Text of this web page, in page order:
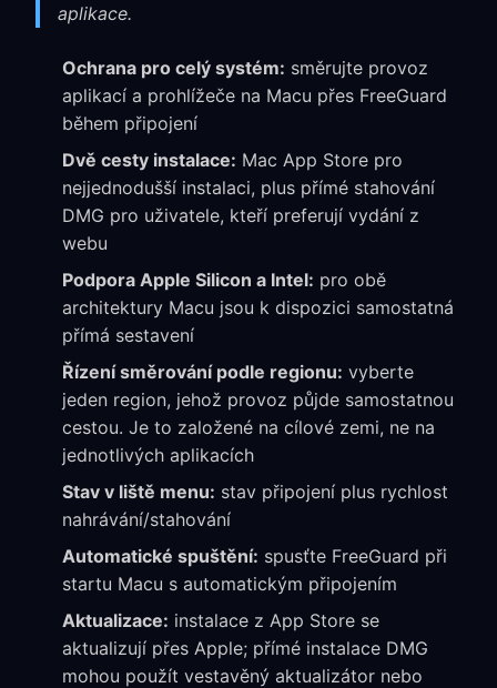
aplikace.
Ochrana pro celý systém: směrujte provoz
aplikací a prohlížeče na Macu přes FreeGuard
během připojení
Dvě cesty instalace: Mac App Store pro
nejjednodušší instalaci, plus přímé stahování
DMG pro uživatele, kteří preferují vydání z
webu
Podpora Apple Silicon a Intel: pro obě
architektury Macu jsou k dispozici samostatná
přímá sestavení
Řízení směrování podle regionu: vyberte
jeden region, jehož provoz půjde samostatnou
cestou. Je to založené na cílové zemi, ne na
jednotlivých aplikacích
Stav v liště menu: stav připojení plus rychlost
nahrávání/stahování
Automatické spuštění: spusťte FreeGuard při
startu Macu s automatickým připojením
Aktualizace: instalace z App Store se
aktualizují přes Apple; přímé instalace DMG
mohou použít vestavěný aktualizátor nebo